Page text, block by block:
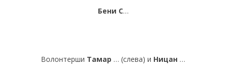
Бени С…
Волонтерши Тамар … (слева) и Ницан …